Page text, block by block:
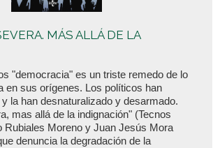
MÁS ALLÁ DE LA
"democracia" es un triste remedo de lo
en sus orígenes. Los políticos han
la han desnaturalizado y desarmado.
mas allá de la indignación" (Tecnos
Rubiales Moreno y Juan Jesús Mora
denuncia la degradación de la